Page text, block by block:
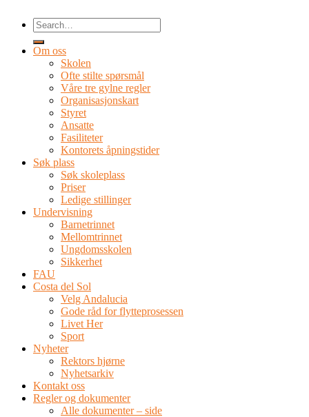
Om oss
Skolen
Ofte stilte spørsmål
Våre tre gylne regler
Organisasjonskart
Styret
Ansatte
Fasiliteter
Kontorets åpningstider
Søk plass
Søk skoleplass
Priser
Ledige stillinger
Undervisning
Barnetrinnet
Mellomtrinnet
Ungdomsskolen
Sikkerhet
FAU
Costa del Sol
Velg Andalucia
Gode råd for flytteprosessen
Livet Her
Sport
Nyheter
Rektors hjørne
Nyhetsarkiv
Kontakt oss
Regler og dokumenter
Alle dokumenter – side